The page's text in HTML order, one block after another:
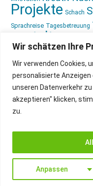
Wir schätzen Ihre
Wir verwenden Cookies,
personalisierte
unseren Datenverkehr zu
akzeptieren" klicken,
zu.
Anpassen
Projekte Schach
Sprachreise Tagesbetreuung
gestalten